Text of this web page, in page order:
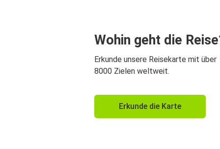
Wohin geht die
Erkunde unsere Reisekarte mit über
8000 Zielen weltweit.
Erkunde die Karte